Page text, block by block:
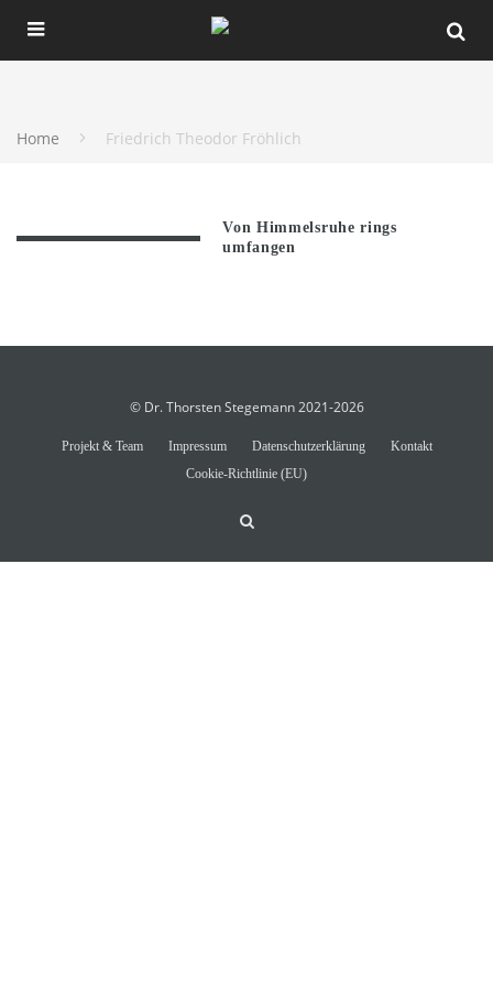
Home Friedrich Theodor Fröhlich
Von Himmelsruhe rings
umfangen
© Dr. Thorsten Stegemann 2021-2026
Projekt & Team Impressum Datenschutzerklärung
Kontakt
Cookie-Richtlinie (EU)